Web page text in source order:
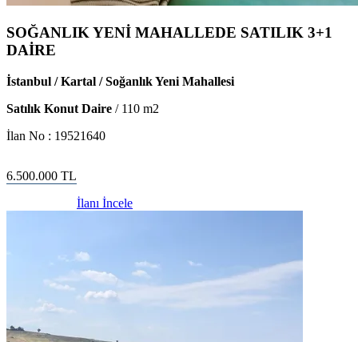
SOĞANLIK YENİ MAHALLEDE SATILIK 3+1
DAİRE
İstanbul / Kartal / Soğanlık Yeni Mahallesi
Satılık Konut Daire / 110 m2
İlan No : 19521640
6.500.000 TL
İlanı İncele